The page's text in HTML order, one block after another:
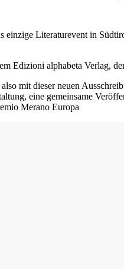
einzige Literaturevent in
Edizioni alphabeta Verlag,
mit dieser neuen
eine gemeinsame